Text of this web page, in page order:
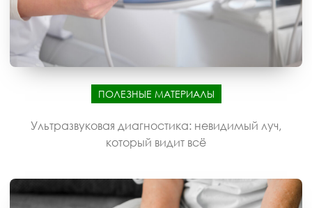
ПОЛЕЗНЫЕ МАТЕРИАЛЫ
Ультразвуковая диагностика: невидимый луч,
который видит всё